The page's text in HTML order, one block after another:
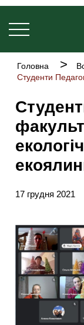
Перейти
до
основного
вмісту
Основна
Рядок
навіґації
Головна
17 грудня 2021